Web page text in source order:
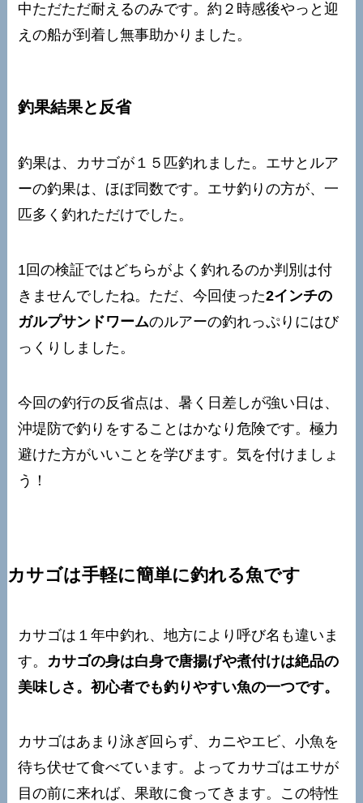
中ただただ耐えるのみです。約２時感後やっと迎
えの船が到着し無事助かりました。
釣果結果と反省
釣果は、カサゴが１５匹釣れました。エサとルア
ーの釣果は、ほぼ同数です。エサ釣りの方が、一
匹多く釣れただけでした。
1回の検証ではどちらがよく釣れるのか判別は付
きませんでしたね。ただ、今回使った2インチの
ガルプサンドワームのルアーの釣れっぷりにはび
っくりしました。
今回の釣行の反省点は、暑く日差しが強い日は、
沖堤防で釣りをすることはかなり危険です。極力
避けた方がいいことを学びます。気を付けましょ
う！
カサゴは手軽に簡単に釣れる魚です
カサゴは１年中釣れ、地方により呼び名も違いま
す。 カサゴの身は白身で唐揚げや煮付けは絶品の
美味しさ。初心者でも釣りやすい魚の一つです。
カサゴはあまり泳ぎ回らず、カニやエビ、小魚を
待ち伏せて食べています。よってカサゴはエサが
目の前に来れば、果敢に食ってきます。この特性